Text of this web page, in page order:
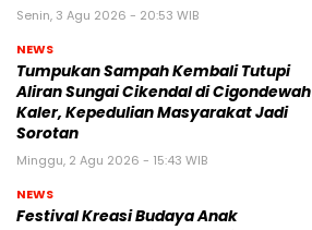
Senin, 3 Agu 2026 - 20:53 WIB
NEWS
Tumpukan Sampah Kembali Tutupi
Aliran Sungai Cikendal di Cigondewah
Kaler, Kepedulian Masyarakat Jadi
Sorotan
Minggu, 2 Agu 2026 - 15:43 WIB
NEWS
Festival Kreasi Budaya Anak